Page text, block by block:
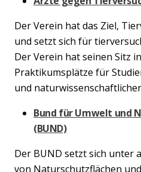
Der Verein hat das Ziel,
und setzt sich für
Der Verein hat seinen Sitz in
Praktikumsplätze für
und
Bund für Umwelt und
(BUND)
Der BUND setzt sich unter
von Naturschutzflächen